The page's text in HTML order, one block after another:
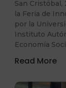
San Cristóbal,
la Feria de
por la
Instituto
Economía
Read More